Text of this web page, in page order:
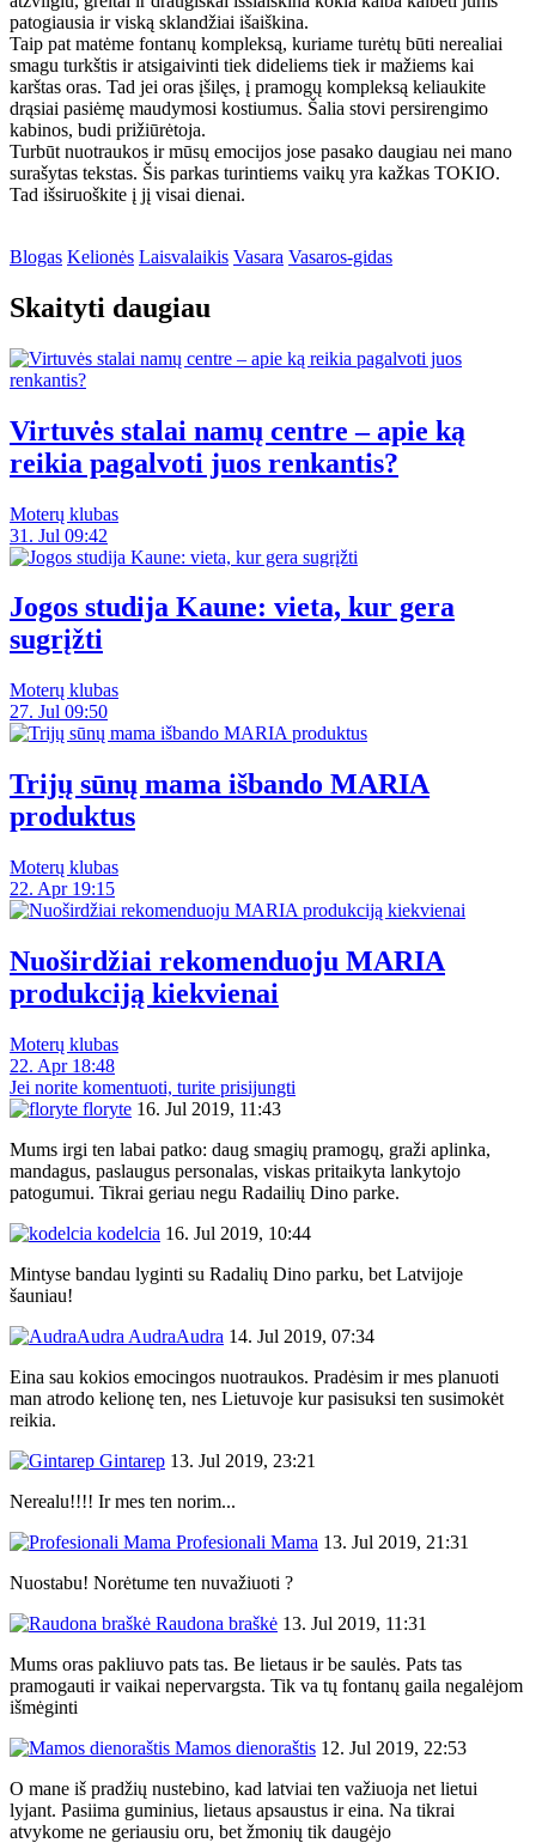
patogiausia ir viską sklandžiai išaiškina.
Taip pat matėme fontanų kompleksą, kuriame turėtų būti nerealiai
smagu turkštis ir atsigaivinti tiek dideliems tiek ir mažiems kai
karštas oras. Tad jei oras įšilęs, į pramogų kompleksą keliaukite
drąsiai pasiėmę maudymosi kostiumus. Šalia stovi persirengimo
kabinos, budi prižiūrėtoja.
Turbūt nuotraukos ir mūsų emocijos jose pasako daugiau nei mano
surašytas tekstas. Šis parkas turintiems vaikų yra kažkas TOKIO.
Tad išsiruoškite į jį visai dienai.
Blogas Kelionės Laisvalaikis Vasara Vasaros-gidas
Skaityti daugiau
Virtuvės stalai namų centre – apie ką
reikia pagalvoti juos renkantis?
Moterų klubas
31. Jul 09:42
Jogos studija Kaune: vieta, kur gera
sugrįžti
Moterų klubas
27. Jul 09:50
Trijų sūnų mama išbando MARIA
produktus
Moterų klubas
22. Apr 19:15
Nuoširdžiai rekomenduoju MARIA
produkciją kiekvienai
Moterų klubas
22. Apr 18:48
Jei norite komentuoti, turite prisijungti
floryte 16. Jul 2019, 11:43
Mums irgi ten labai patko: daug smagių pramogų, graži aplinka,
mandagus, paslaugus personalas, viskas pritaikyta lankytojo
patogumui. Tikrai geriau negu Radailių Dino parke.
kodelcia 16. Jul 2019, 10:44
Mintyse bandau lyginti su Radalių Dino parku, bet Latvijoje
šauniau!
AudraAudra 14. Jul 2019, 07:34
Eina sau kokios emocingos nuotraukos. Pradėsim ir mes planuoti
man atrodo kelionę ten, nes Lietuvoje kur pasisuksi ten susimokėt
reikia.
Gintarep 13. Jul 2019, 23:21
Nerealu!!!! Ir mes ten norim...
Profesionali Mama 13. Jul 2019, 21:31
Nuostabu! Norėtume ten nuvažiuoti ?
Raudona braškė 13. Jul 2019, 11:31
Mums oras pakliuvo pats tas. Be lietaus ir be saulės. Pats tas
pramogauti ir vaikai nepervargsta. Tik va tų fontanų gaila negalėjom
išmėginti
Mamos dienoraštis 12. Jul 2019, 22:53
O mane iš pradžių nustebino, kad latviai ten važiuoja net lietui
lyjant. Pasiima guminius, lietaus apsaustus ir eina. Na tikrai
atvykome ne geriausiu oru, bet žmonių tik daugėjo